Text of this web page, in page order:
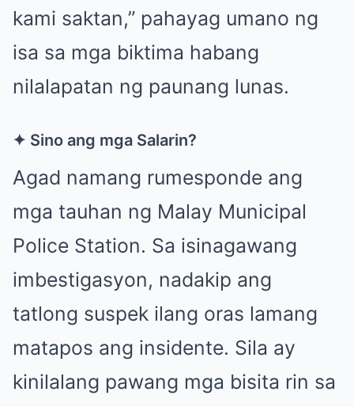
kami saktan,” pahayag umano ng
isa sa mga biktima habang
nilalapatan ng paunang lunas.
✦ Sino ang mga Salarin?
Agad namang rumesponde ang
mga tauhan ng Malay Municipal
Police Station. Sa isinagawang
imbestigasyon, nadakip ang
tatlong suspek ilang oras lamang
matapos ang insidente. Sila ay
kinilalang pawang mga bisita rin sa